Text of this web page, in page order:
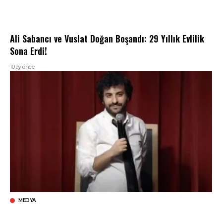
Ali Sabancı ve Vuslat Doğan Boşandı: 29 Yıllık Evlilik
Sona Erdi!
10 ay önce
MEDYA